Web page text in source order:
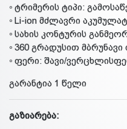
◦ ტრიმერის ტიპი:
◦ Li-ion მძლავრი
◦ სახის კონტურის
◦ 360 გრადუსით მბრუნავი
◦ ფერი: შავი/
გარანტია 1 წელი
გაზიარება: